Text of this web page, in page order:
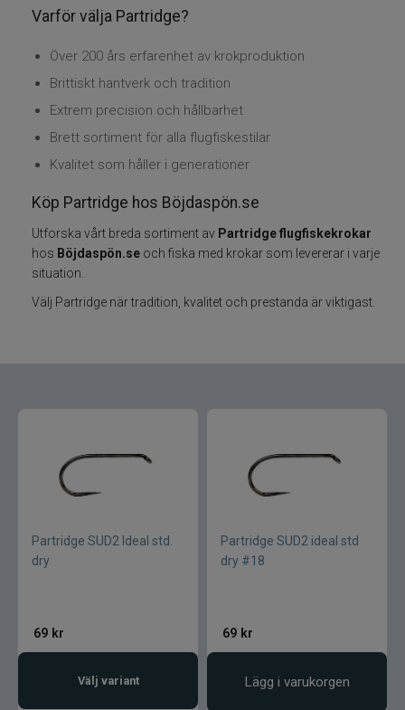
Vinterfiske
Trolling
Specimenfiske
Varumärken
Grundéns
Fox International
AH Baits
Armada
Varför välja Partridge?
Över 200 års erfarenhet av krokproduktion
Brittiskt hantverk och tradition
Extrem precision och hållbarhet
Brett sortiment för alla flugfiskestilar
Kvalitet som håller i generationer
Köp Partridge hos Böjdaspön.se
Utforska vårt breda sortiment av Partridge flugfiskekrokar
hos Böjdaspön.se och fiska med krokar som levererar i varje
situation.
Välj Partridge när tradition, kvalitet och prestanda är viktigast.
Partridge SUD2 Ideal std.
dry
69 kr
Välj variant
Partridge SUD2 ideal std
dry #18
69 kr
Lägg i varukorgen